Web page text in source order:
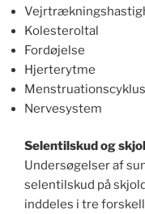
Kolesteroltal
Fordøjelse
Hjerterytme
Menstruationscyklus
Nervesystem
Selentilskud og
Undersøgelser af
selentilskud på
inddeles i tre